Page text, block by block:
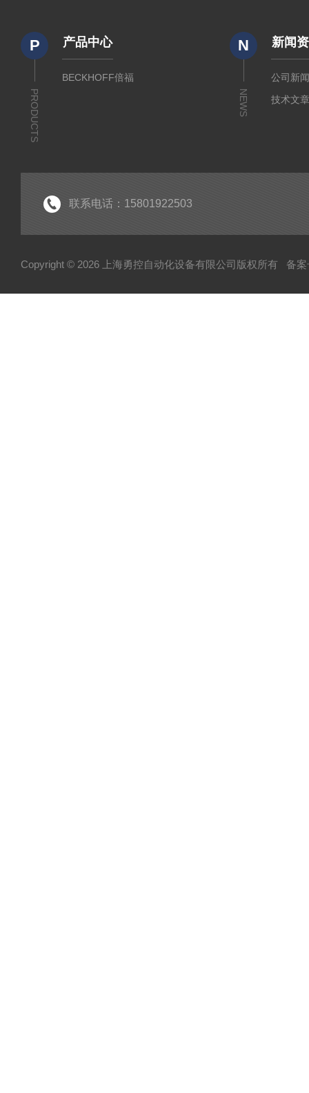
P
PRODUCTS
产品中心
BECKHOFF倍福
N
NEWS
新闻
公司新
技术文
联系电话：15801922503
Copyright © 2026 上海勇控自动化设备有限公司版权所有 备案